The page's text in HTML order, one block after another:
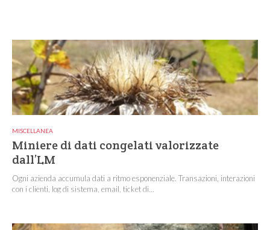
MISCELLANEA
Miniere di dati congelati valorizzate
dall’LM
Ogni azienda accumula dati a ritmo esponenziale. Transazioni, interazioni
con i clienti, log di sistema, email, ticket di...